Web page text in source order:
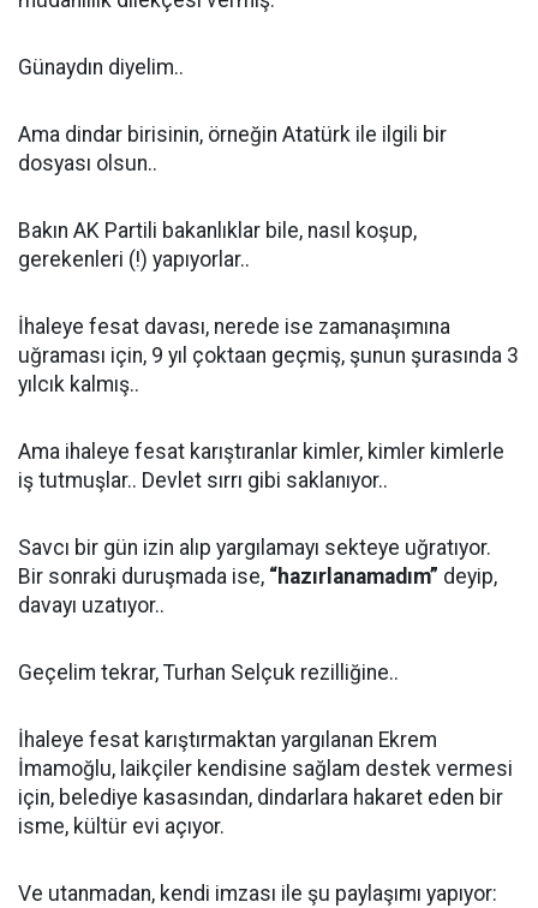
Günaydın diyelim..
Ama dindar birisinin, örneğin Atatürk ile ilgili bir
dosyası olsun..
Bakın AK Partili bakanlıklar bile, nasıl koşup,
gerekenleri (!) yapıyorlar..
İhaleye fesat davası, nerede ise zamanaşımına
uğraması için, 9 yıl çoktaan geçmiş, şunun şurasında 3
yılcık kalmış..
Ama ihaleye fesat karıştıranlar kimler, kimler kimlerle
iş tutmuşlar.. Devlet sırrı gibi saklanıyor..
Savcı bir gün izin alıp yargılamayı sekteye uğratıyor.
Bir sonraki duruşmada ise, “hazırlanamadım” deyip,
davayı uzatıyor..
Geçelim tekrar, Turhan Selçuk rezilliğine..
İhaleye fesat karıştırmaktan yargılanan Ekrem
İmamoğlu, laikçiler kendisine sağlam destek vermesi
için, belediye kasasından, dindarlara hakaret eden bir
isme, kültür evi açıyor.
Ve utanmadan, kendi imzası ile şu paylaşımı yapıyor: